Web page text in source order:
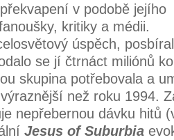
v podobě jejího
kritiky a médii.
úspěch,
se jí čtrnáct miliónů
skupina potřebovala a
než roku 1994.
nepřebernou dávku hitů
Jesus of Suburbia